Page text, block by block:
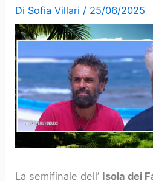
Di Sofia Villari / 25/06/2025
La semifinale dell’ Isola dei